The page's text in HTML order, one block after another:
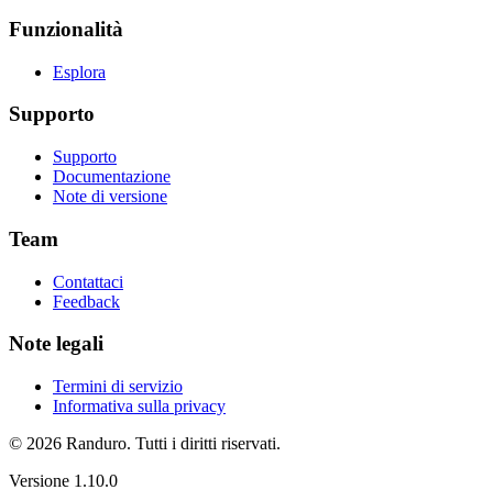
Funzionalità
Esplora
Supporto
Supporto
Documentazione
Note di versione
Team
Contattaci
Feedback
Note legali
Termini di servizio
Informativa sulla privacy
© 2026 Randuro. Tutti i diritti riservati.
Versione 1.10.0